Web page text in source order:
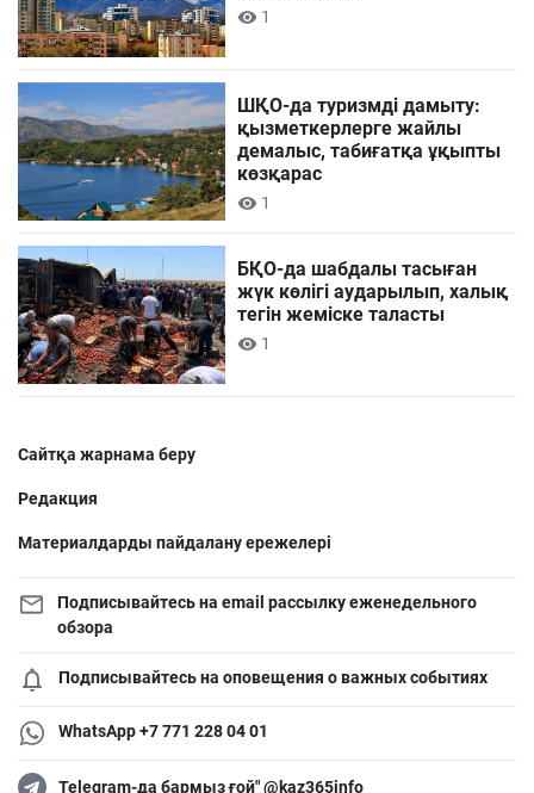
1
ШҚО-да туризмді дамыту:
қызметкерлерге жайлы
демалыс, табиғатқа ұқыпты
көзқарас
1
БҚО-да шабдалы тасыған
жүк көлігі аударылып, халық
тегін жеміске таласты
1
Сайтқа жарнама беру
Редакция
Материалдарды пайдалану ережелері
Подписывайтесь на email рассылку еженедельного
обзора
Подписывайтесь на оповещения о важных событиях
WhatsApp +7 771 228 04 01
Telegram-да бармыз ғой" @kaz365info